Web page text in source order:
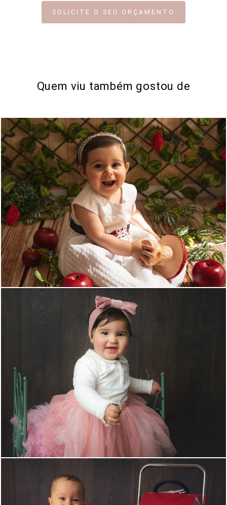
SOLICITE O SEU ORÇAMENTO
Quem viu também gostou de
619 0
656 0